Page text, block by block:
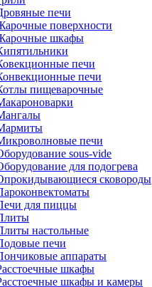
печи
поверхности
шкафы
печи
печи
пищеварочные
печи
sous-vide
для подогрева
сковороды
для пиццы
настольные
печи
аппараты
шкафы
шкафы и камеры